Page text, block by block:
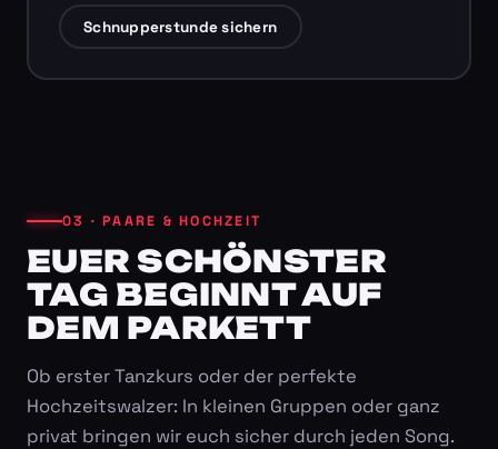
Schnupperstunde sichern
03 · PAARE & HOCHZEIT
EUER SCHÖNSTER
TAG BEGINNT AUF
DEM PARKETT
Ob erster Tanzkurs oder der perfekte
Hochzeitswalzer: In kleinen Gruppen oder ganz
privat bringen wir euch sicher durch jeden Song.